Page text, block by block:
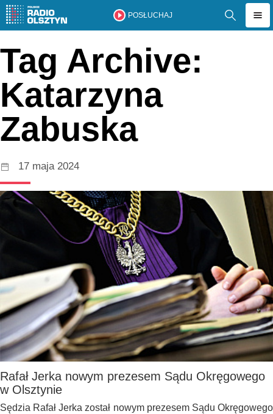
POSŁUCHAJ
Tag Archive:
Katarzyna
Zabuska
17 maja 2024
Rafał Jerka nowym prezesem Sądu Okręgowego
w Olsztynie
Sędzia Rafał Jerka został nowym prezesem Sądu Okręgowego